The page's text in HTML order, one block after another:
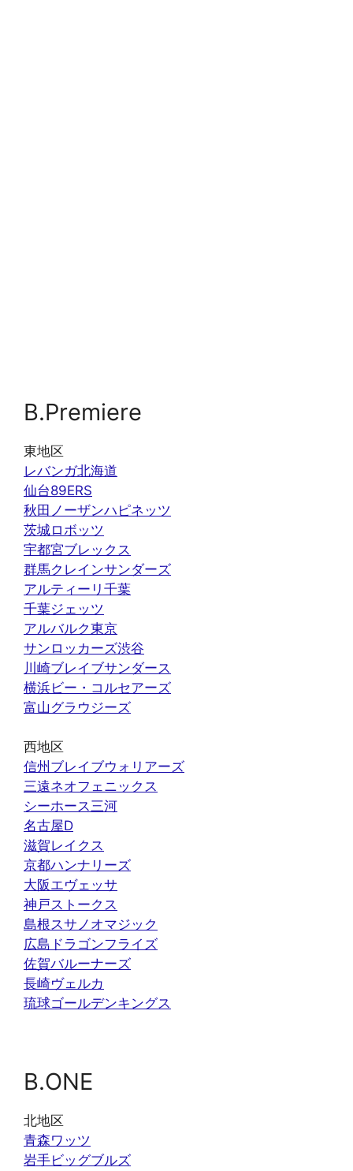
B.Premiere
東地区
レバンガ北海道
仙台89ERS
秋田ノーザンハピネッツ
茨城ロボッツ
宇都宮ブレックス
群馬クレインサンダーズ
アルティーリ千葉
千葉ジェッツ
アルバルク東京
サンロッカーズ渋谷
川崎ブレイブサンダース
横浜ビー・コルセアーズ
富山グラウジーズ
西地区
信州ブレイブウォリアーズ
三遠ネオフェニックス
シーホース三河
名古屋D
滋賀レイクス
京都ハンナリーズ
大阪エヴェッサ
神戸ストークス
島根スサノオマジック
広島ドラゴンフライズ
佐賀バルーナーズ
長崎ヴェルカ
琉球ゴールデンキングス
B.ONE
北地区
青森ワッツ
岩手ビッグブルズ